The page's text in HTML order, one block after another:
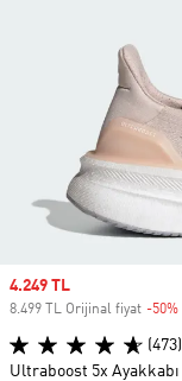
Sale price
4.249 TL
8.499 TL Orijinal fiyat -50%
(473)
Ultraboost 5x Ayakkabı